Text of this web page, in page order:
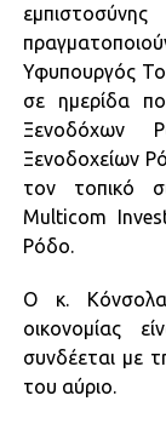
Υφυπουργός
σε ημερίδα
Ξενοδόχων
Ξενοδοχείων
τον τοπικό
Multicom
Ρόδο.
Ο κ.
οικονομίας
συνδέεται με
του αύριο.